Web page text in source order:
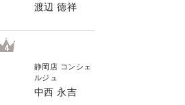
渡辺 徳祥
4
静岡店 コンシェ
ルジュ
中西 永吉